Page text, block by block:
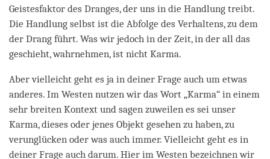
Geistesfaktor des Dranges, der uns in die Handlung treibt.
Die Handlung selbst ist die Abfolge des Verhaltens, zu dem
der Drang führt. Was wir jedoch in der Zeit, in der all das
geschieht, wahrnehmen, ist nicht Karma.
Aber vielleicht geht es ja in deiner Frage auch um etwas
anderes. Im Westen nutzen wir das Wort „Karma“ in einem
sehr breiten Kontext und sagen zuweilen es sei unser
Karma, dieses oder jenes Objekt gesehen zu haben, zu
verunglücken oder was auch immer. Vielleicht geht es in
deiner Frage auch darum. Hier im Westen bezeichnen wir